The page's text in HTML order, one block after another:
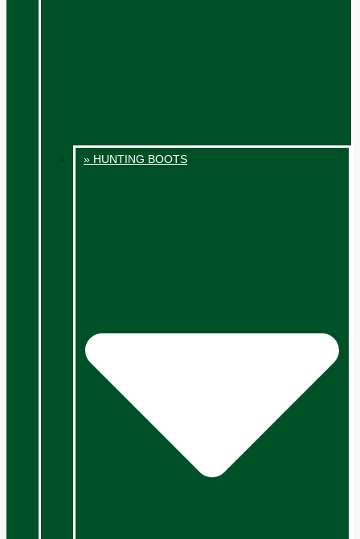
» HUNTING BOOTS